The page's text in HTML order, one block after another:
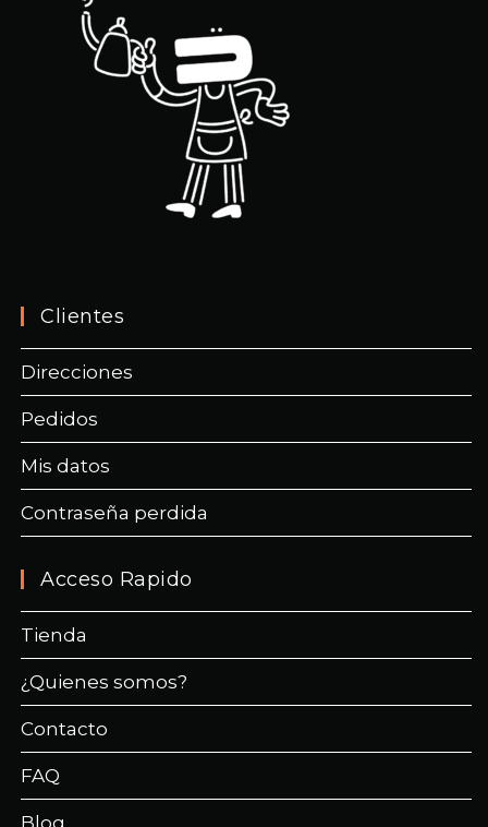
Clientes
Direcciones
Pedidos
Mis datos
Contraseña perdida
Acceso Rapido
Tienda
¿Quienes somos?
Contacto
FAQ